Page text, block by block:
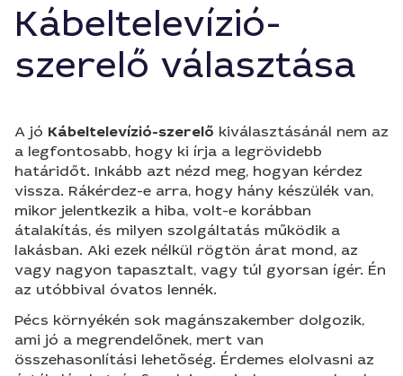
Kábeltelevízió-
szerelő választása
A jó Kábeltelevízió-szerelő kiválasztásánál nem az
a legfontosabb, hogy ki írja a legrövidebb
határidőt. Inkább azt nézd meg, hogyan kérdez
vissza. Rákérdez-e arra, hogy hány készülék van,
mikor jelentkezik a hiba, volt-e korábban
átalakítás, és milyen szolgáltatás működik a
lakásban. Aki ezek nélkül rögtön árat mond, az
vagy nagyon tapasztalt, vagy túl gyorsan ígér. Én
az utóbbival óvatos lennék.
Pécs környékén sok magánszakember dolgozik,
ami jó a megrendelőnek, mert van
összehasonlítási lehetőség. Érdemes elolvasni az